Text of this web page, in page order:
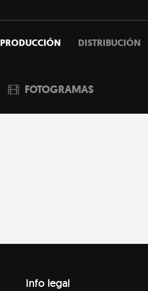
PRODUCCIÓN DISTRIBUCIÓN
FOTOGRAMAS
Info legal